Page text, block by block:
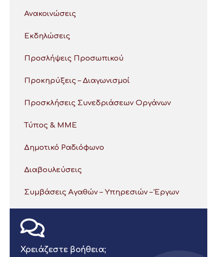
Ανακοινώσεις
Εκδηλώσεις
Προσλήψεις Προσωπικού
Προκηρύξεις – Διαγωνισμοί
Προσκλήσεις Συνεδριάσεων Οργάνων
Τύπος & ΜΜΕ
Δημοτικό Ραδιόφωνο
Διαβουλεύσεις
Συμβάσεις Αγαθών – Υπηρεσιών – Έργων
Χρειάζεστε βοήθεια;